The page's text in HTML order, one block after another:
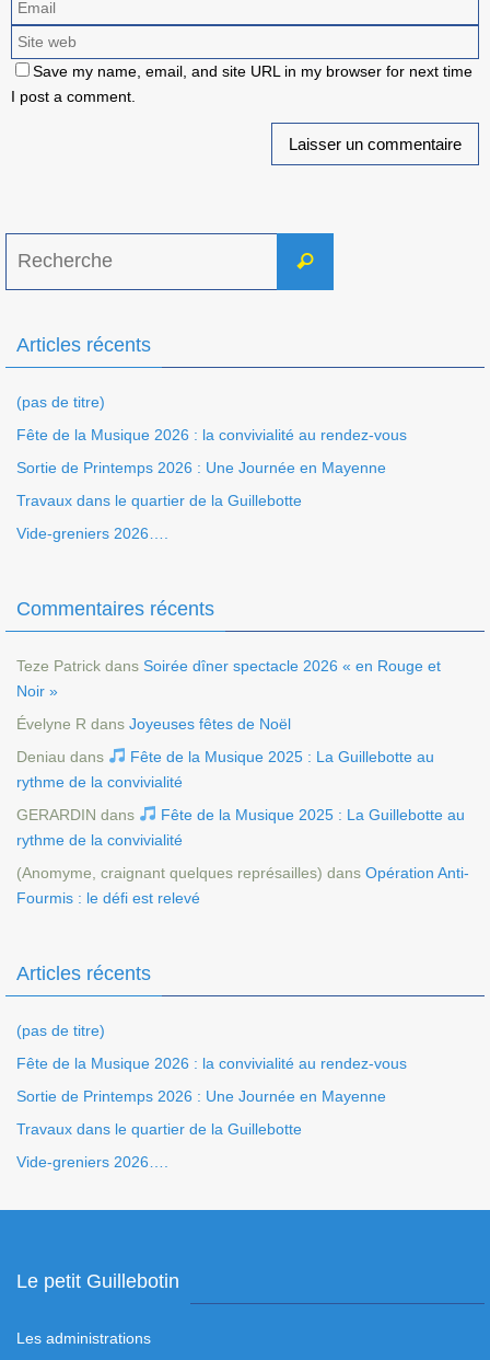
Save my name, email, and site URL in my browser for next time
I post a comment.
Recherche
Articles récents
(pas de titre)
Fête de la Musique 2026 : la convivialité au rendez-vous
Sortie de Printemps 2026 : Une Journée en Mayenne
Travaux dans le quartier de la Guillebotte
Vide-greniers 2026….
Commentaires récents
Teze Patrick dans Soirée dîner spectacle 2026 « en Rouge et
Noir »
Évelyne R dans Joyeuses fêtes de Noël
Deniau dans
Fête de la Musique 2025 : La Guillebotte au
rythme de la convivialité
GERARDIN dans
Fête de la Musique 2025 : La Guillebotte au
rythme de la convivialité
(Anomyme, craignant quelques représailles) dans Opération Anti-
Fourmis : le défi est relevé
Articles récents
(pas de titre)
Fête de la Musique 2026 : la convivialité au rendez-vous
Sortie de Printemps 2026 : Une Journée en Mayenne
Travaux dans le quartier de la Guillebotte
Vide-greniers 2026….
Le petit Guillebotin
Les administrations